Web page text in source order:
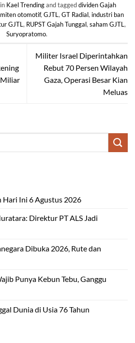
Kael Trendingand taggeddividen Gajah
otomotif, GJTL, GT Radial, industri ban
GJTL, RUPST Gajah Tunggal, saham GJTL,
Suryopratomo.
Miliar
Militer Israel Diperintahkan
Rebut 70 Persen Wilayah
Gaza, Operasi Besar Kian
Meluas
Hari Ini 6 Agustus 2026
Direktur PT ALS Jadi
Dibuka 2026, Rute dan
Punya Kebun Tebu, Ganggu
Dunia di Usia 76 Tahun